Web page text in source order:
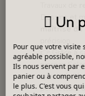
Dessins et
maîtrise
👉 Grâce à
pinceau
quantité
permettant
Un
Pour que votre
agréable possible,
Ils nous servent par
panier ou à
le plus. C'est vous